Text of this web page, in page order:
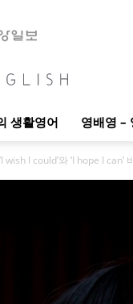
English
생활영어 영배영 –
‘I wish I could’와 ‘I hope I can’